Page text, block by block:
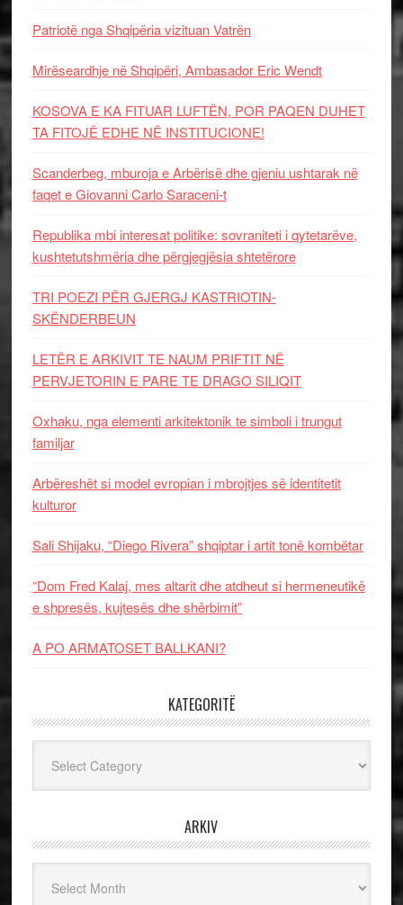
Patriotë nga Shqipëria vizituan Vatrën
Mirëseardhje në Shqipëri, Ambasador Eric Wendt
KOSOVA E KA FITUAR LUFTËN, POR PAQEN DUHET
TA FITOJË EDHE NË INSTITUCIONE!
Scanderbeg, mburoja e Arbërisë dhe gjeniu ushtarak në
faqet e Giovanni Carlo Saraceni-t
Republika mbi interesat politike: sovraniteti i qytetarëve,
kushtetutshmëria dhe përgjegjësia shtetërore
TRI POEZI PËR GJERGJ KASTRIOTIN-
SKËNDERBEUN
LETËR E ARKIVIT TE NAUM PRIFTIT NË
PERVJETORIN E PARE TE DRAGO SILIQIT
Oxhaku, nga elementi arkitektonik te simboli i trungut
familjar
Arbëreshët si model evropian i mbrojtjes së identitetit
kulturor
Sali Shijaku, “Diego Rivera” shqiptar i artit tonë kombëtar
“Dom Fred Kalaj, mes altarit dhe atdheut si hermeneutikë
e shpresës, kujtesës dhe shërbimit”
A PO ARMATOSET BALLKANI?
KATEGORITË
ARKIV